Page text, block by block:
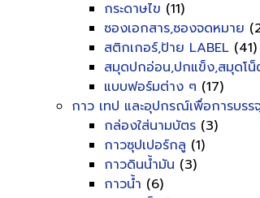
กระดาษไข (11)
ซองเอกสาร,ซองจดหมาย
สติกเกอร์,ป้าย LABEL (41)
สมุดปกอ่อน,ปกแข็ง,สมุดโน็
แบบฟอร์มต่าง ๆ (17)
กาว เทป และอุปกรณ์เพื่อการบรร
กล่องใส่นามบัตร (3)
กาวซุปเปอร์กลู (1)
กาวดินน้ำมัน (3)
กาวน้ำ (6)